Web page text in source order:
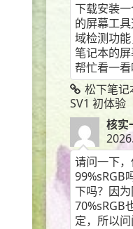
下载安装
的屏幕工
域检测功
笔记本的
帮忙看一看
松下笔
SV1 初体验
核实
请问一下
99%sRGB
下吗？因
70%sRGB
定，所以问